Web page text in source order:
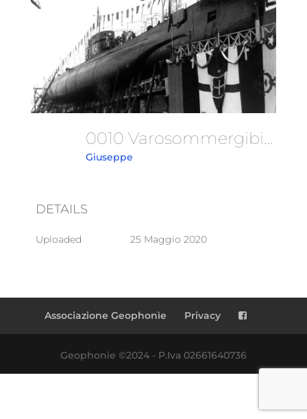
0010 VarosommergibileArchimede
Giuseppe
DETAILS
Uploaded 25 Maggio 2020
Associazione Geophonìe Privacy
Geophonìe ©2024 - P.Iva 02661640736